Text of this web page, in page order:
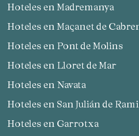
Hoteles en Madremanya
Hoteles en Maçanet de
Hoteles en Pont de Molins
Hoteles en Lloret de Mar
Hoteles en Navata
Hoteles en San Julián de
Hoteles en Garrotxa